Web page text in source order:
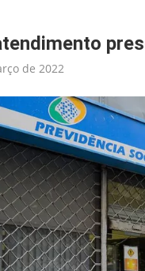
de 2022